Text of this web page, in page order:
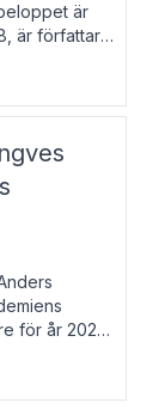
är
är författare
den
för år 2026.